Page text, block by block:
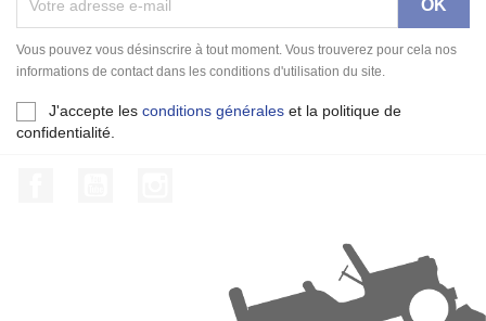
Vous pouvez vous désinscrire à tout moment. Vous trouverez pour cela nos
informations de contact dans les conditions d'utilisation du site.
J'accepte les conditions générales et la politique de
confidentialité.